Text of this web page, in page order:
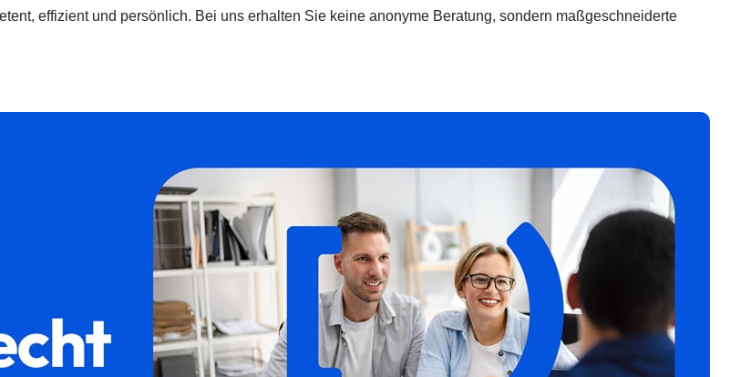
effizient und persönlich. Bei uns erhalten Sie keine anonyme Beratung, sondern maßgeschneiderte